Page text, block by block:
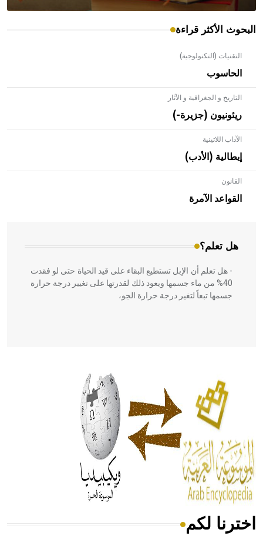
البحوث الأكثر قراءة
التقنيات (التكنولوجية)
الحاسوب
التاريخ و الجغرافية و الآثار
ريئونيون (جزيرة-)
الآداب اللاتينية
إيطالية (الأدب)
القانون
القواعد الآمرة
هل تعلم؟
- هل تعلم أن الأبلق نوع من الفنون الهندسية التي ارتبطت
بالعمارة الإسلامية في بلاد الشام ومصر خاصة، حيث يحرص
المعمار على بناء مداميكه وخاصة في الواجهات
- هل تعلم أن الإبل تستطيع البقاء على قيد الحياة حتى لو فقدت
40% من ماء جسمها ويعود ذلك لقدرتها على تغيير درجة حرارة
جسمها تبعاً لتغير درجة حرارة الجو،
الحكم، الأدلة، تنظيم التغذية، ورسالته في جروح الرأس. ويعود
له الفضل بأنه حرر الطب من الدين والفلسفة.
- هل تعلم أن المرجان إفراز حيواني يتكون في البحر ويتركب
من مادة كربونات الكلسيوم، وهو أحمر أو شديد الحمرة وهو
أجود أنواعه، ويمتاز بكبر الحجم ويسمى الش
هل تعلم أن الأبسيد كلمة فرنسية اللفظ تم اعتمادها مصطلحاً
اخترنا لكم